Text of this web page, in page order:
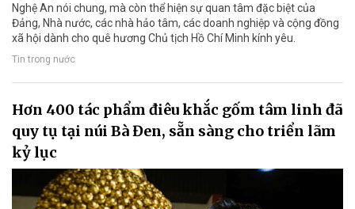
Nghệ An nói chung, mà còn thể hiện sự quan tâm đặc biệt của
Đảng, Nhà nước, các nhà hảo tâm, các doanh nghiệp và cộng đồng
xã hội dành cho quê hương Chủ tịch Hồ Chí Minh kính yêu.
Tin trong nước
Hơn 400 tác phẩm điêu khắc gốm tâm linh đã
quy tụ tại núi Bà Đen, sẵn sàng cho triển lãm
kỷ lục